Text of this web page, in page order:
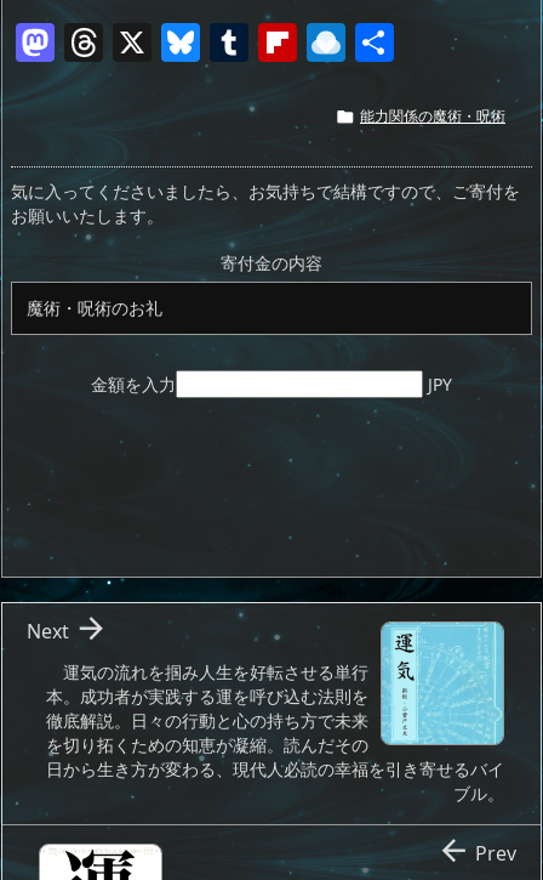
M
a
o
d
o
n
T
h
a
d
s
X Bl
u
e
sk
y
T
m
bl
r
Fl
ip
b
o
ar
R
n
d
ro
p.
io
 能力関係の魔術・呪術
気に入ってくださいましたら、お気持ちで結構ですので、ご寄付を
お願いいたします。
寄付金の内容
金額を入力 JPY
運気の流れを掴み人生を好転させる単行
本。成功者が実践する運を呼び込む法則を
徹底解説。日々の行動と心の持ち方で未来
を切り拓くための知恵が凝縮。読んだその
日から生き方が変わる、現代人必読の幸福を引き寄せるバイ
ブル。

Next
 Prev